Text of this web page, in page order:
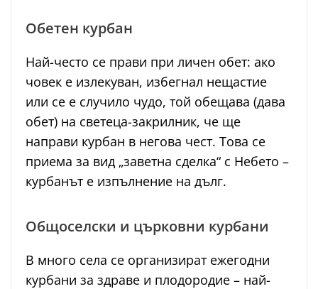
Обетен курбан
Най-често се прави при личен обет: ако
човек е излекуван, избегнал нещастие
или се е случило чудо, той обещава (дава
обет) на светеца-закрилник, че ще
направи курбан в негова чест. Това се
приема за вид „заветна сделка“ с Небето –
курбанът е изпълнение на дълг.
Общоселски и църковни курбани
В много села се организират ежегодни
курбани за здраве и плодородие – най-